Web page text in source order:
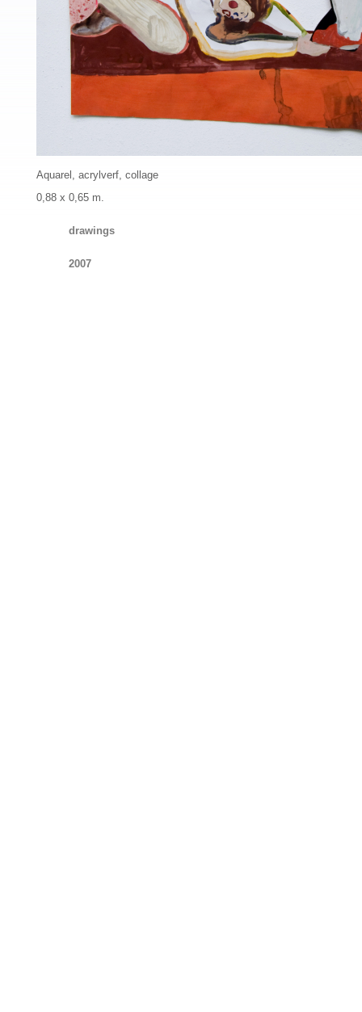
Aquarel, acrylverf, collage
0,88 x 0,65 m.
drawings
2007